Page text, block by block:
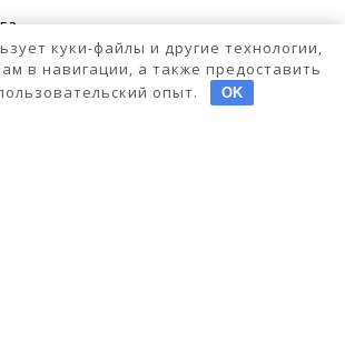
куки-файлы и другие технологии,
в навигации, а также предоставить
опыт.
OK